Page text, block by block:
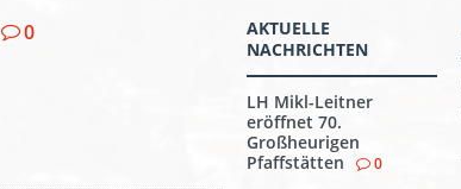
0
AKTUELLE
NACHRICHTEN
LH Mikl-Leitner
eröffnet 70.
Großheurigen
Pfaffstätten
0